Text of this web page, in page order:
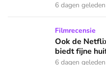
6 dagen geleden
Ook de Netflixversie van
Filmrecensie
Ook de
biedt fijne
6 dagen geleden